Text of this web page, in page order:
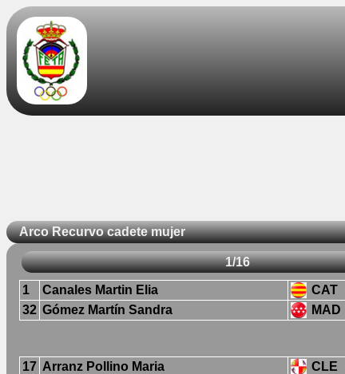
Arco Recurvo cadete mujer
1/16
1 Canales Martin Elia CAT
32 Gómez Martín Sandra MAD
17 Arranz Pollino Maria CLE